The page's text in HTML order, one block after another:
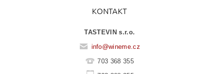
KONTAKT
TASTEVIN s.r.o.
info@wineme.cz
703 368 355